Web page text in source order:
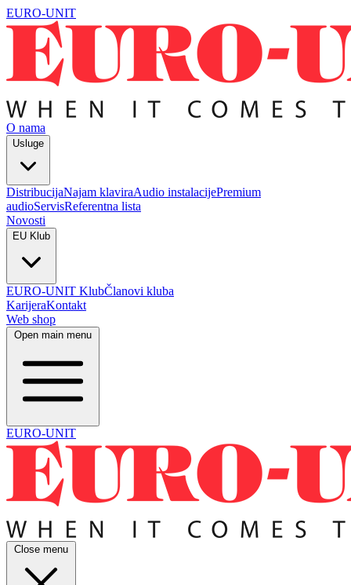
EURO-UNIT
O nama
Usluge
DistribucijaNajam klaviraAudio instalacijePremium
audioServisReferentna lista
Novosti
EU Klub
EURO-UNIT KlubČlanovi kluba
KarijeraKontakt
Web shop
Open main menu
EURO-UNIT
Close menu